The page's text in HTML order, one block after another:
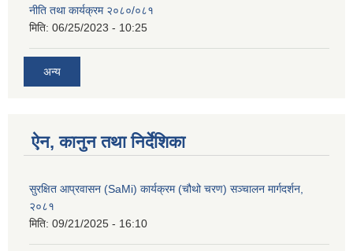
नीति तथा कार्यक्रम २०८०/०८१
मिति: 06/25/2023 - 10:25
अन्य
ऐन, कानुन तथा निर्देशिका
सुरक्षित आप्रवासन (SaMi) कार्यक्रम (चौथो चरण) सञ्चालन मार्गदर्शन,
२०८१
मिति: 09/21/2025 - 16:10